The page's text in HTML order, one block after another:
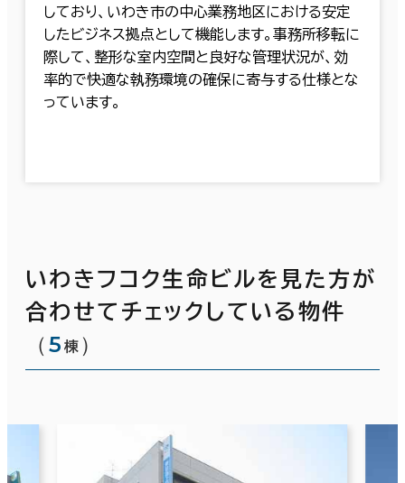
しており、いわき市の中心業務地区における安定
したビジネス拠点として機能します。事務所移転に
際して、整形な室内空間と良好な管理状況が、効
率的で快適な執務環境の確保に寄与する仕様とな
っています。
いわきフコク生命ビルを見た方が
合わせてチェックしている物件
（5 棟 ）